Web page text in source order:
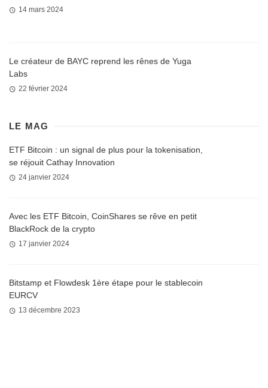
14 mars 2024
Le créateur de BAYC reprend les rênes de Yuga
Labs
22 février 2024
LE MAG
ETF Bitcoin : un signal de plus pour la tokenisation,
se réjouit Cathay Innovation
24 janvier 2024
Avec les ETF Bitcoin, CoinShares se rêve en petit
BlackRock de la crypto
17 janvier 2024
Bitstamp et Flowdesk 1ère étape pour le stablecoin
EURCV
13 décembre 2023